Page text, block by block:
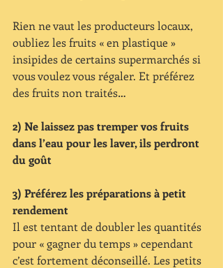
Rien ne vaut les producteurs locaux,
oubliez les fruits « en plastique »
insipides de certains supermarchés si
vous voulez vous régaler. Et préférez
des fruits non traités…
2) Ne laissez pas tremper vos fruits
dans l’eau pour les laver, ils perdront
du goût
3) Préférez les préparations à petit
rendement
Il est tentant de doubler les quantités
pour « gagner du temps » cependant
c’est fortement déconseillé. Les petits